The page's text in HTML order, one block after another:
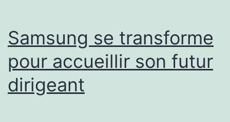
Samsung se transforme
pour accueillir son futur
dirigeant